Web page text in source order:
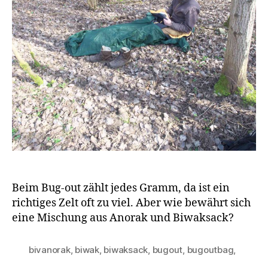
Beim Bug-out zählt jedes Gramm, da ist ein
richtiges Zelt oft zu viel. Aber wie bewährt sich
eine Mischung aus Anorak und Biwaksack?
bivanorak, biwak, biwaksack bugout bugoutbag